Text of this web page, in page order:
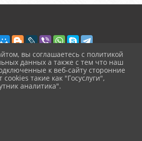
персональных данных
вы соглашаетесь с политикой
данных а также с тем что наш
к веб-сайту сторонние
такие как "Госуслуги",
аналитика".